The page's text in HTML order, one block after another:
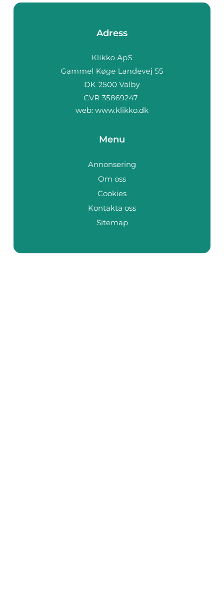
Adress
web: www.klikko.dk
Menu
Annonsering
Om oss
Cookies
Kontakta oss
Sitemap